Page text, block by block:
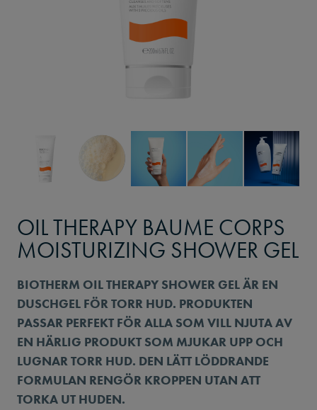
OIL THERAPY BAUME CORPS
MOISTURIZING SHOWER GEL
BIOTHERM OIL THERAPY SHOWER GEL ÄR EN
DUSCHGEL FÖR TORR HUD. PRODUKTEN
PASSAR PERFEKT FÖR ALLA SOM VILL NJUTA AV
EN HÄRLIG PRODUKT SOM MJUKAR UPP OCH
LUGNAR TORR HUD. DEN LÄTT LÖDDRANDE
FORMULAN RENGÖR KROPPEN UTAN ATT
TORKA UT HUDEN.